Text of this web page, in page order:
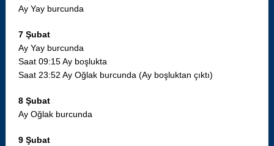
Ay Yay burcunda
7 Şubat
Ay Yay burcunda
Saat 09:15 Ay boşlukta
Saat 23:52 Ay Oğlak burcunda (Ay boşluktan çıktı)
8 Şubat
Ay Oğlak burcunda
9 Şubat